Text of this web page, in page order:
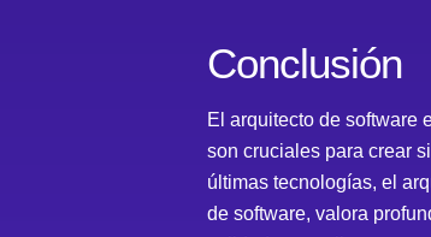
Conclusión
El arquitecto de software
son cruciales para crear
últimas tecnologías, el
de software, valora